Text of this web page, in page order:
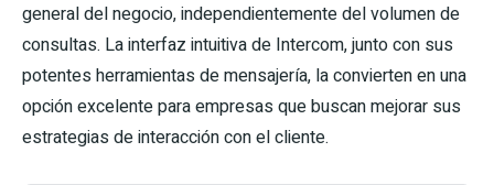
general del negocio, independientemente del volumen de
consultas. La interfaz intuitiva de Intercom, junto con sus
potentes herramientas de mensajería, la convierten en una
opción excelente para empresas que buscan mejorar sus
estrategias de interacción con el cliente.